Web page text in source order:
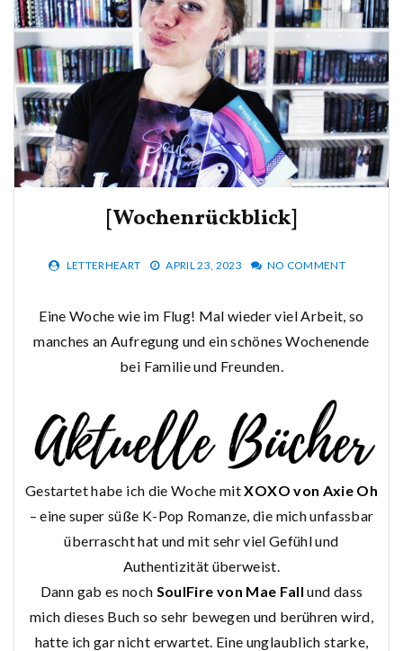
[Wochenrückblick]
LETTERHEART APRIL 23, 2023 NO COMMENT
Eine Woche wie im Flug! Mal wieder viel Arbeit, so
manches an Aufregung und ein schönes Wochenende
bei Familie und Freunden.
Gestartet habe ich die Woche mitXOXO von Axie Oh
– eine super süße K-Pop Romanze, die mich unfassbar
überrascht hat und mit sehr viel Gefühl und
Authentizität überweist.
Dann gab es noch SoulFire von Mae Fall und dass
mich dieses Buch so sehr bewegen und berühren wird,
hatte ich gar nicht erwartet. Eine unglaublich starke,